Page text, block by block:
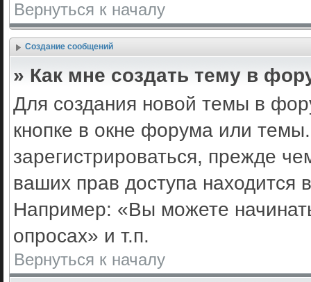
Вернуться к началу
Создание сообщений
» Как мне создать тему в
Для создания новой темы в
кнопке в окне форума или
зарегистрироваться, прежде
ваших прав доступа
Например: «Вы можете
опросах» и т.п.
Вернуться к началу